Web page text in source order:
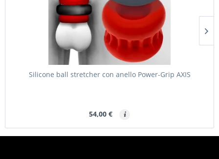
Silicone ball stretcher con anello Power-Grip AXIS
54,00 €